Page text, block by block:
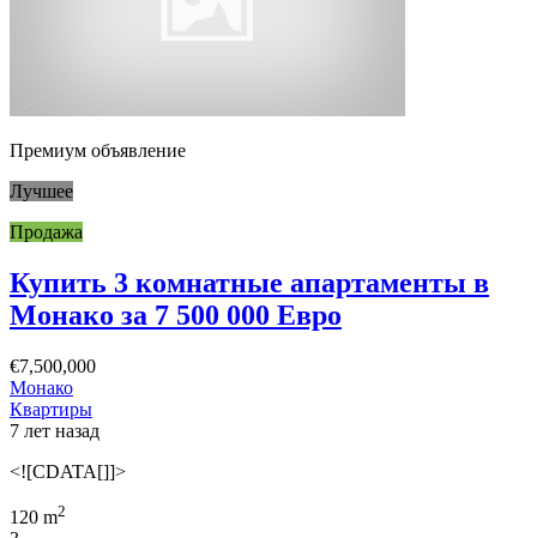
Премиум объявление
Лучшее
Продажа
Купить 3 комнатные апартаменты в
Монако за 7 500 000 Евро
€7,500,000
Монако
Квартиры
7 лет назад
<![CDATA[]]>
120 m2